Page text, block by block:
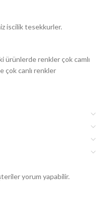
iscilik tesekkurler.
ürünlerde renkler çok camlı
çok canlı renkler
yorum yapabilir.